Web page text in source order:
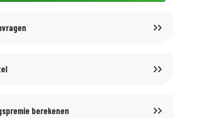
berekenen